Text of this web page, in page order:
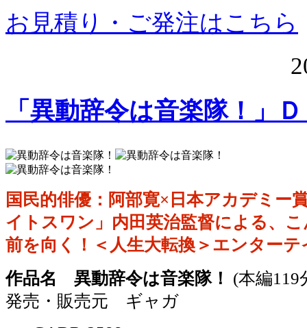
お見積り・ご発注はこちら
「異動辞令は音楽隊！」
国民的俳優：阿部寛×日本アカデミー
イトスワン」内田英治監督による、
前を向く！＜人生大転換＞エンター
作品名 異動辞令は音楽隊！
(本編119
発売・販売元 ギャガ